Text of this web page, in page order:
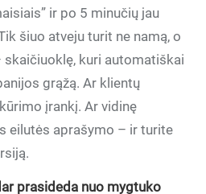
ir po 5 minučių jau
šiuo atveju turit ne namą, o
kuri automatiškai
grąžą. Ar klientų
įrankį. Ar vidinę
eilutės aprašymo – ir turite
prasideda nuo mygtuko